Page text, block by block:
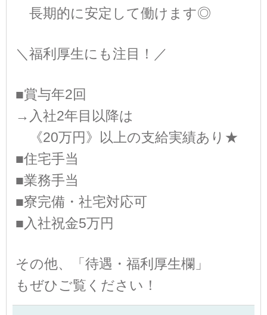
長期的に安定して働けます◎
＼福利厚生にも注目！／
■賞与年2回
→入社2年目以降は
《20万円》以上の支給実績あり★
■住宅手当
■業務手当
■寮完備・社宅対応可
■入社祝金5万円
その他、「待遇・福利厚生欄」
もぜひご覧ください！